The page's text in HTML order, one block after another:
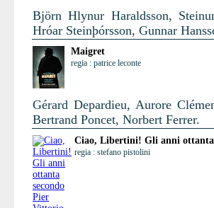
Björn Hlynur Haraldsson,
Hróar Steinþórsson, Gunnar
Maigret
regia : patrice leconte
Gérard Depardieu, Aurore
Bertrand Poncet, Norbert Ferrer.
Ciao, Libertini! Gli anni
regia : stefano pistolini